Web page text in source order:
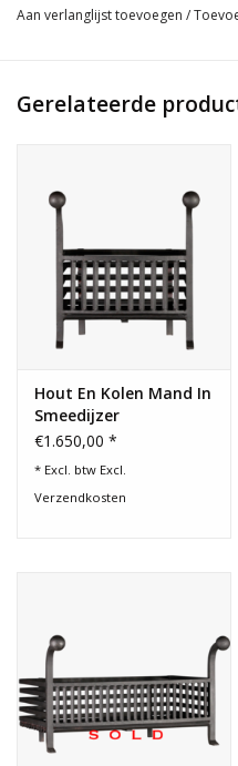
33 cm Diep 12,99 Inch
Aan verlanglijst toevoegen /
Gerelateerde
Hout En Kolen Mand In
Smeedijzer
€1.650,00 *
* Excl. btw Excl.
Verzendkosten